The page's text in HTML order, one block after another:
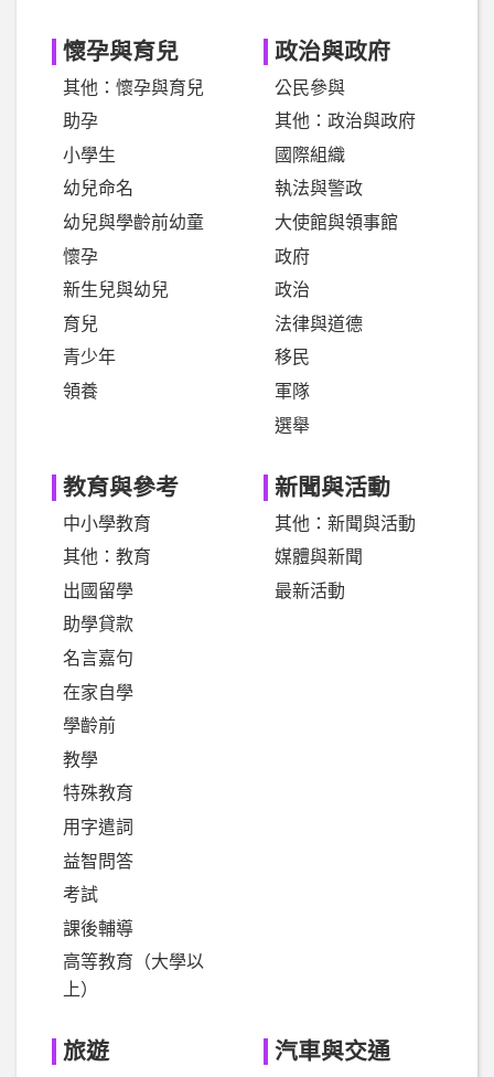
懷孕與育兒
其他：懷孕與育兒
助孕
小學生
幼兒命名
幼兒與學齡前幼童
懷孕
新生兒與幼兒
育兒
青少年
領養
政治與政府
公民參與
其他：政治與政府
國際組織
執法與警政
大使館與領事館
政府
政治
法律與道德
移民
軍隊
選舉
教育與參考
中小學教育
其他：教育
出國留學
助學貸款
名言嘉句
在家自學
學齡前
教學
特殊教育
用字遣詞
益智問答
考試
課後輔導
高等教育（大學以
上）
新聞與活動
其他：新聞與活動
媒體與新聞
最新活動
旅遊 汽車與交通